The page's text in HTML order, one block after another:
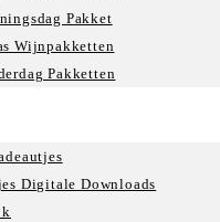
Pakket
Wijnpakketten
Pakketten
Digitale Downloads